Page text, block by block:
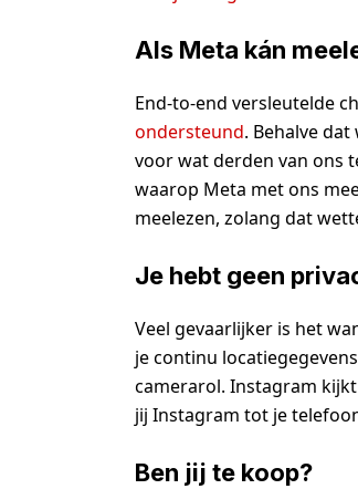
Als Meta kán
End-to-end versleutelde
ondersteund. Behalve
voor wat derden van ons
waarop Meta met ons
meelezen, zolang dat
Je hebt geen
Veel gevaarlijker is het
je continu
camerarol. Instagram
jij Instagram tot je
Ben jij te koop?